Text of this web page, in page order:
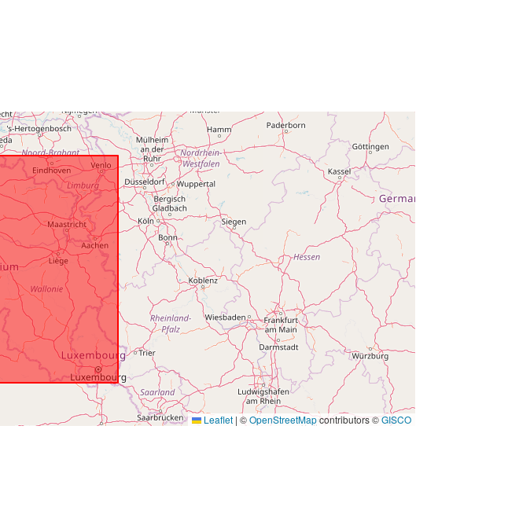
Leaflet | ©OpenStreetMapcontributors ©GISCO
uriRef:
http://data.europa.eu/88u/dataset/q1
4627-id
Piekļuves
tiesības:
public
Periods:
01 January 2000
-
31 December 2000